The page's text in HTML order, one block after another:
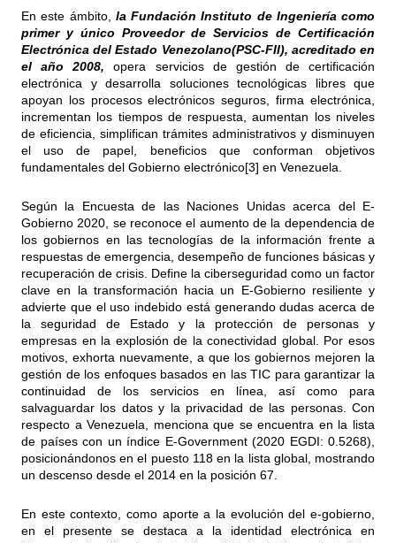
En este ámbito, la Fundación Instituto de Ingeniería como
primer y único Proveedor de Servicios de Certificación
Electrónica del Estado Venezolano(PSC-FII), acreditado en
el año 2008,opera servicios de gestión de certificación
electrónica y desarrolla soluciones tecnológicas libres que
apoyan los procesos electrónicos seguros, firma electrónica,
incrementan los tiempos de respuesta, aumentan los niveles
de eficiencia, simplifican trámites administrativos y disminuyen
el uso de papel, beneficios que conforman objetivos
fundamentales del Gobierno electrónico[3] en Venezuela.
Según la Encuesta de las Naciones Unidas acerca del E-
Gobierno 2020, se reconoce el aumento de la dependencia de
los gobiernos en las tecnologías de la información frente a
respuestas de emergencia, desempeño de funciones básicas y
recuperación de crisis. Define la ciberseguridad como un factor
clave en la transformación hacia un E-Gobierno resiliente y
advierte que el uso indebido está generando dudas acerca de
la seguridad de Estado y la protección de personas y
empresas en la explosión de la conectividad global. Por esos
motivos, exhorta nuevamente, a que los gobiernos mejoren la
gestión de los enfoques basados en las TIC para garantizar la
continuidad de los servicios en línea, así como para
salvaguardar los datos y la privacidad de las personas. Con
respecto a Venezuela, menciona que se encuentra en la lista
de países con un índice E-Government (2020 EGDI: 0.5268),
posicionándonos en el puesto 118 en la lista global, mostrando
un descenso desde el 2014 en la posición 67.
En este contexto, como aporte a la evolución del e-gobierno,
en el presente se destaca a la identidad electrónica en